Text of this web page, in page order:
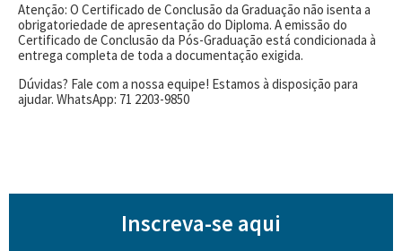
Atenção: O Certificado de Conclusão da Graduação não isenta a
obrigatoriedade de apresentação do Diploma. A emissão do
Certificado de Conclusão da Pós-Graduação está condicionada à
entrega completa de toda a documentação exigida.
Dúvidas? Fale com a nossa equipe! Estamos à disposição para
ajudar. WhatsApp: 71 2203-9850
Inscreva-se aqui